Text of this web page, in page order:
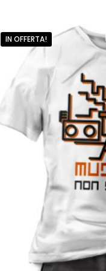
IN OFFERTA!